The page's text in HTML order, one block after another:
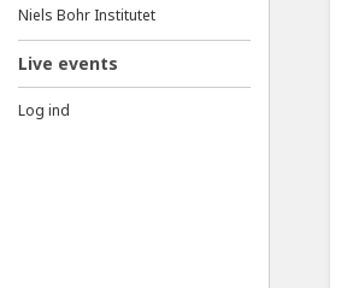
Niels Bohr Institutet
Live events
Log ind